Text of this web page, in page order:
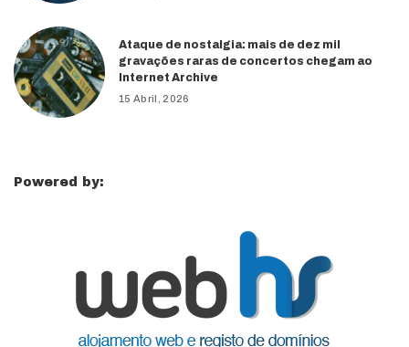
Ataque de nostalgia: mais de dez mil
gravações raras de concertos chegam ao
Internet Archive
15 Abril, 2026
Powered by: